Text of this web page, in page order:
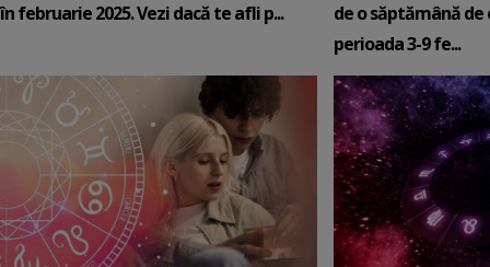
în februarie 2025. Vezi dacă te afli p...
de o săptămână de
perioada 3-9 fe...